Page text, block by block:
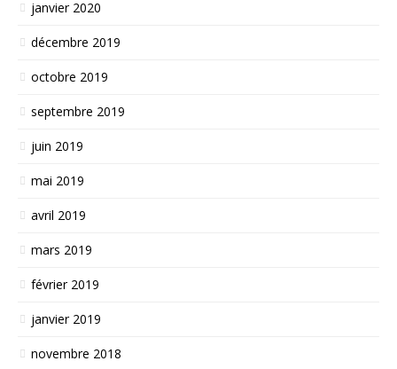
janvier 2020
décembre 2019
octobre 2019
septembre 2019
juin 2019
mai 2019
avril 2019
mars 2019
février 2019
janvier 2019
novembre 2018